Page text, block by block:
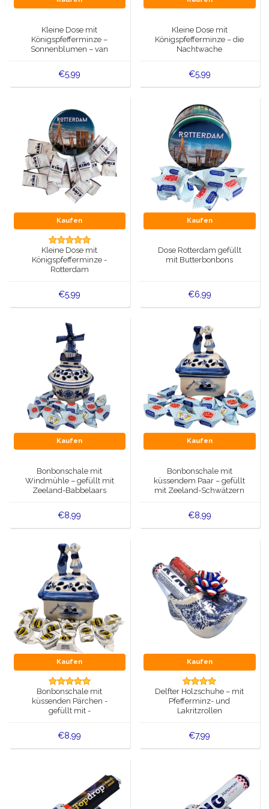
Grüße & Postkarten
Wandteller - Bunt und Delfter Blau
Salz-und Pfefferstreuer
Spielkarten
Delfter blaue Modeartikel
Kleine Dose mit
Königspfefferminze –
Sonnenblumen – van
€5,99
Kleine Dose mit
Königspfefferminze – die
Nachtwache
€5,99
Kaufen
Kleine Dose mit
Königspfefferminze -
Rotterdam
€5,99
Kaufen
Dose Rotterdam gefüllt
mit Butterbonbons
€6,99
Kaufen
Bonbonschale mit
Windmühle – gefüllt mit
Zeeland-Babbelaars
€8,99
Kaufen
Bonbonschale mit
küssendem Paar – gefüllt
mit Zeeland-Schwätzern
€8,99
Kaufen
Bonbonschale mit
küssenden Pärchen -
gefüllt mit -
€8,99
Kaufen
Delfter Holzschuhe – mit
Pfefferminz- und
Lakritzrollen
€7,99